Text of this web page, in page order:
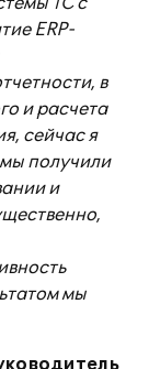
ERP-
в
и расчета
сейчас я
мы получили
и
мы